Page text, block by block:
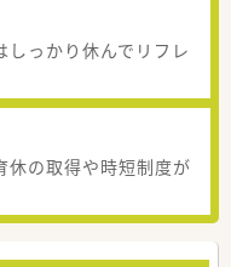
っかり休んでリフレ
休の取得や時短制度が